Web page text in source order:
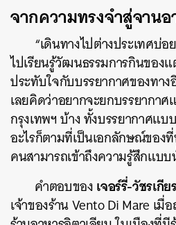
จากความทรงจำสู่จาน
“เดินทางไปต่างประเทศบ่
ไปเรียนรู้วัฒนธรรมการกินของ
ประทับใจกับบรรยากาศของทา
เลยคิดว่าอยากจะยกบรรยากา
กรุงเทพฯ บ้าง ทั้งบรรยากาศแ
อะไรก็ตามที่เป็นเอกลักษณ์ของ
คนสามารถเข้าถึงความรู้สึกแบ
คำตอบของเจอร์รี่-วัชรเกี
เจ้าของร้าน Vento Di Mare เมื่